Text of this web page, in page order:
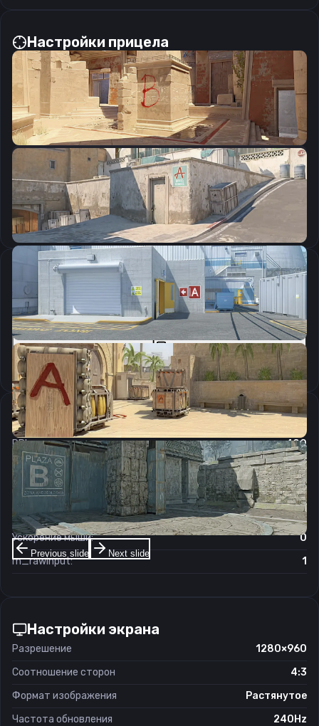
Настройки прицела
Previous slide Next slide
CSGO-pE2yb-qKxkS-6JrZk-aF85O-AOunC
Скопировать
Параметры запуска
Скопировать
Настройки мыши
DPI:
400
Чувствительность мыши в игре:
3.09
Чувствительность мыши в зуме:
1
Чувствительность мыши в Windows:
6/11
Ускорение мыши:
0
m_rawinput:
1
Настройки экрана
Разрешение
1280×960
Соотношение сторон
4:3
Формат изображения
Растянутое
Частота обновления
240Hz